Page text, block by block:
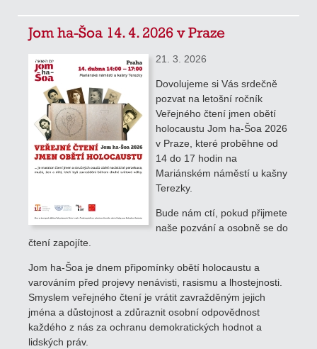
Jom ha-Šoa 14. 4. 2026 v Praze
21. 3. 2026
Dovolujeme si Vás srdečně
pozvat na letošní ročník
Veřejného čtení jmen obětí
holocaustu Jom ha-Šoa 2026
v Praze, které proběhne od
14 do 17 hodin na
Mariánském náměstí u kašny
Terezky.
Bude nám ctí, pokud přijmete
naše pozvání a osobně se do
čtení zapojíte.
Jom ha-Šoa je dnem připomínky obětí holocaustu a
varováním před projevy nenávisti, rasismu a lhostejnosti.
Smyslem veřejného čtení je vrátit zavražděným jejich
jména a důstojnost a zdůraznit osobní odpovědnost
každého z nás za ochranu demokratických hodnot a
lidských práv.